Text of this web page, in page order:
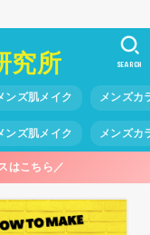
究所
ンズ肌メイク メンズカ
ンズ肌メイク メンズカ
SEARCH
はこちら／